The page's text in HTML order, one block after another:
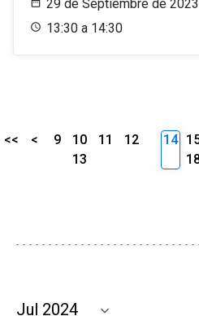
29 de Septiembre de 2023
13:30 a 14:30
<< < 9 10 11
12
13
14